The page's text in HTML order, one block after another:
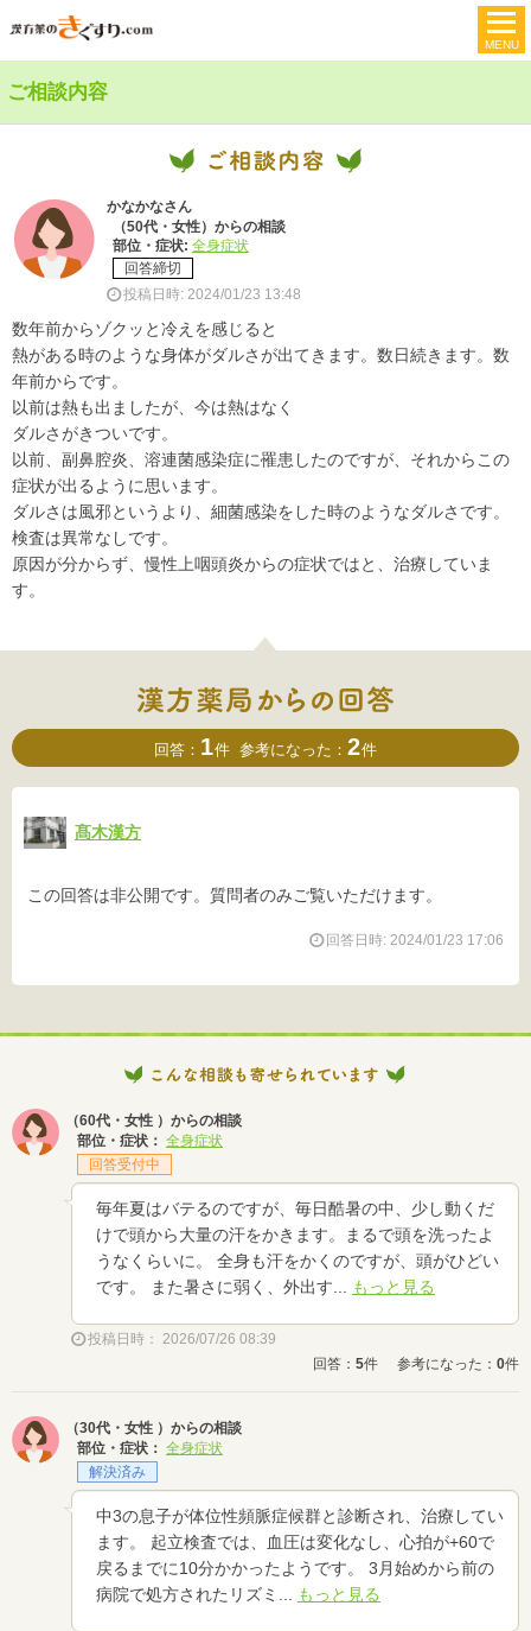
ご相談内容
かなかなさん
（50代・女性）からの相談
部位・症状: 全身症状
回答締切
投稿日時: 2024/01/23 13:48
数年前からゾクッと冷えを感じると
熱がある時のような身体がダルさが出てきます。数日続きます。数
年前からです。
以前は熱も出ましたが、今は熱はなく
ダルさがきついです。
以前、副鼻腔炎、溶連菌感染症に罹患したのですが、それからこの
症状が出るように思います。
ダルさは風邪というより、細菌感染をした時のようなダルさです。
検査は異常なしです。
原因が分からず、慢性上咽頭炎からの症状ではと、治療していま
す。
回答： 1件 参考になった： 2件
髙木漢方
この回答は非公開です。質問者のみご覧いただけます。
回答日時: 2024/01/23 17:06
（60代・女性 ）からの相談
部位・症状： 全身症状
回答受付中
毎年夏はバテるのですが、毎日酷暑の中、少し動くだ
けで頭から大量の汗をかきます。まるで頭を洗ったよ
うなくらいに。 全身も汗をかくのですが、頭がひどい
です。 また暑さに弱く、外出す...
もっと見る
投稿日時： 2026/07/26 08:39
回答： 5件 参考になった： 0件
（30代・女性 ）からの相談
部位・症状： 全身症状
解決済み
中3の息子が体位性頻脈症候群と診断され、治療してい
ます。 起立検査では、血圧は変化なし、心拍が+60で
戻るまでに10分かかったようです。 3月始めから前の
病院で処方されたリズミ...
もっと見る